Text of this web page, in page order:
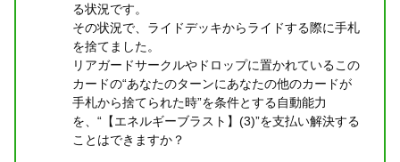
る状況です。
その状況で、ライドデッキからライドする際に手札
を捨てました。
リアガードサークルやドロップに置かれているこの
カードの“あなたのターンにあなたの他のカードが
手札から捨てられた時”を条件とする自動能力
を、“【エネルギーブラスト】(3)”を支払い解決する
ことはできますか？